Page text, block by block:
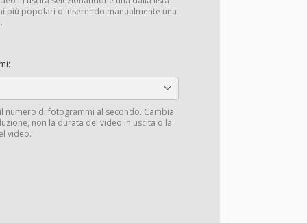
più popolari o inserendo manualmente una
numero di fotogrammi al secondo. Cambia
non la durata del video in uscita o la
video.